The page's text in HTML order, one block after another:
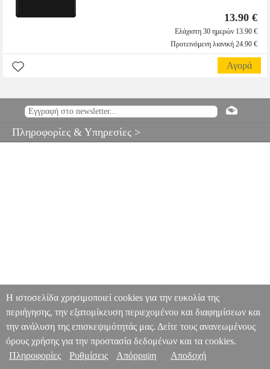
13.90 €
Ελάχιστη 30 ημερών 13.90 €
Προτεινόμενη λιανική 24.90 €
Αγορά
Πληροφορίες & Υπηρεσίες >
Η ιστοσελίδα χρησιμοποιεί cookies για την ευκολία της
περιήγησης, την εξατομίκευση περιεχομένου και διαφημίσεων και
την ανάλυση της επισκεψιμότητάς μας. Δείτε τους ανανεωμένους
όρους χρήσης για την προστασία δεδομένων και τα cookies.
Πληροφορίες
Ρυθμίσεις Απόρριψη Αποδοχή